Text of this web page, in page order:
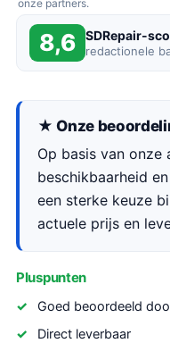
onze partners.
8,6 SDRepair-
redactionele
★ Onze
Op basis van onze
beschikbaarheid
een sterke keuze
actuele prijs en
Pluspunten
Goed beoordeeld
Direct leverbaar